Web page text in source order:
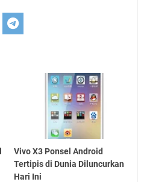
Vivo X3 Ponsel Android
Tertipis di Dunia Diluncurkan
Hari Ini